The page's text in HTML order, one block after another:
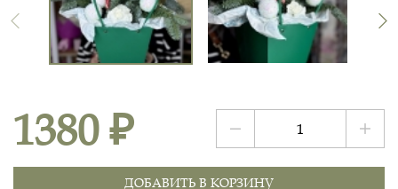
1380 ₽
ДОБАВИТЬ В КОРЗИНУ